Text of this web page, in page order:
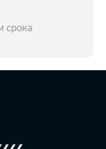
срока